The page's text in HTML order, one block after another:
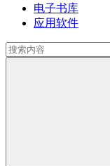
电子书库
应用软件